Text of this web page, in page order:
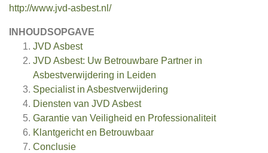
http://www.jvd-asbest.nl/
INHOUDSOPGAVE
JVD Asbest
JVD Asbest: Uw Betrouwbare Partner in
Asbestverwijdering in Leiden
Specialist in Asbestverwijdering
Diensten van JVD Asbest
Garantie van Veiligheid en Professionaliteit
Klantgericht en Betrouwbaar
Conclusie